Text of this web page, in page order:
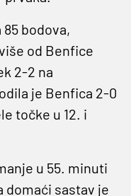
bodova,
od Benfice
2-2 na
je Benfica 2-0
točke u 12. i
u 55. minuti
domaći sastav je